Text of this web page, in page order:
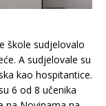
škole sudjelovalo
A sudjelovale su
kao hospitantice.
6 od 8 učenika